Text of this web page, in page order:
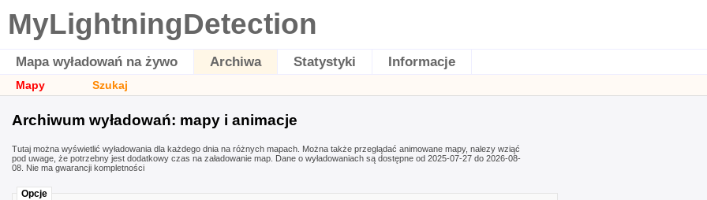
MyLightningDetection
Mapa wyładowań na żywo Archiwa Statystyki Informacje
Mapy Szukaj
Archiwum wyładowań: mapy i animacje
Tutaj można wyświetlić wyładowania dla każdego dnia na różnych mapach. Można także przeglądać animowane mapy, nalezy wziąć
pod uwage, że potrzebny jest dodatkowy czas na załadowanie map. Dane o wyładowaniach są dostępne od 2025-07-27 do 2026-08-
08. Nie ma gwarancji kompletności
Opcje